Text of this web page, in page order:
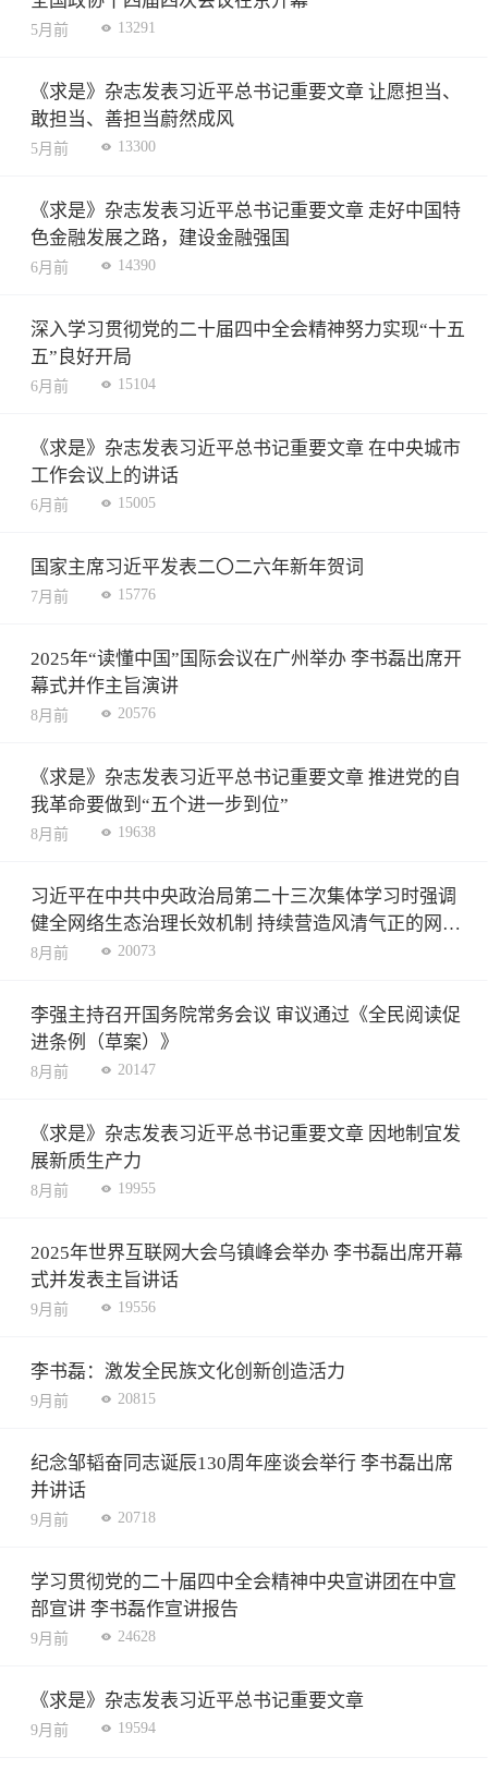
5月前 13291
《求是》杂志发表习近平总书记重要文章 让愿担当、
敢担当、善担当蔚然成风
5月前 13300
《求是》杂志发表习近平总书记重要文章 走好中国特
色金融发展之路，建设金融强国
6月前 14390
深入学习贯彻党的二十届四中全会精神努力实现“十五
五”良好开局
6月前 15104
《求是》杂志发表习近平总书记重要文章 在中央城市
工作会议上的讲话
6月前 15005
国家主席习近平发表二〇二六年新年贺词
7月前 15776
2025年“读懂中国”国际会议在广州举办 李书磊出席开
幕式并作主旨演讲
8月前 20576
《求是》杂志发表习近平总书记重要文章 推进党的自
我革命要做到“五个进一步到位”
8月前 19638
习近平在中共中央政治局第二十三次集体学习时强调
健全网络生态治理长效机制 持续营造风清气正的网络
空间
8月前 20073
李强主持召开国务院常务会议 审议通过《全民阅读促
进条例（草案）》
8月前 20147
《求是》杂志发表习近平总书记重要文章 因地制宜发
展新质生产力
8月前 19955
2025年世界互联网大会乌镇峰会举办 李书磊出席开幕
式并发表主旨讲话
9月前 19556
李书磊：激发全民族文化创新创造活力
9月前 20815
纪念邹韬奋同志诞辰130周年座谈会举行 李书磊出席
并讲话
9月前 20718
学习贯彻党的二十届四中全会精神中央宣讲团在中宣
部宣讲 李书磊作宣讲报告
9月前 24628
《求是》杂志发表习近平总书记重要文章
9月前 19594